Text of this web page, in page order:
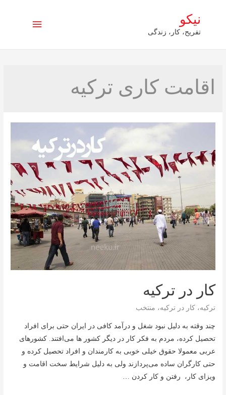
نیکو
تفریح، کار، زندگی
فهرست
اقامت کاری ترکیه
کار در ترکیه
ترکیه،کار در ترکیه، منتخب
چند وقته به دلیل نبود شغل و درآمد کافی در ایران حتی برای افراد
تحصیل کرده، مردم به فکر کار در دیگر کشور ها می‌افتند. کشورهای
عربی معمولا حقوق خیلی خوبی به کارمندان و افراد تحصیل کرده و
حتی کارگران ساده می‌پردازند ولی به دلیل شرایط سخت اقامت و
ویزای کار، رفتن و کار کردن …